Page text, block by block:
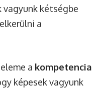
vagyunk kétségbe
a
a kompetencia
képesek vagyunk